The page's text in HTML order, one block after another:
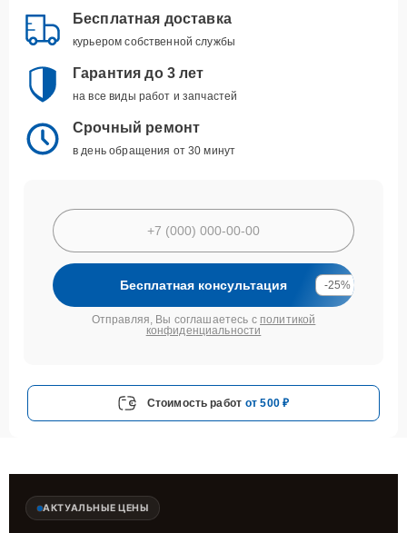
Бесплатная доставка
курьером собственной службы
Гарантия до 3 лет
на все виды работ и запчастей
Срочный ремонт
в день обращения от 30 минут
Бесплатная консультация -25%
Отправляя, Вы соглашаетесь с политикой
конфиденциальности
Стоимость работ от 500 ₽
АКТУАЛЬНЫЕ ЦЕНЫ